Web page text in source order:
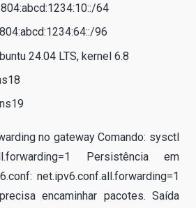
64
96
24.04 LTS, kernel 6.8
no gateway Comando: sysctl
Persistência em
net.ipv6.conf.all.forwarding=1
encaminhar pacotes. Saída